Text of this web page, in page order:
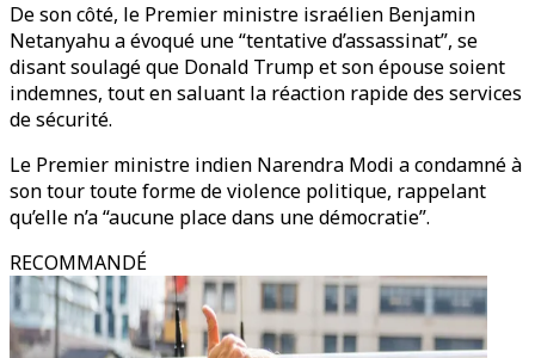
De son côté, le Premier ministre israélien Benjamin
Netanyahu a évoqué une “tentative d’assassinat”, se
disant soulagé que Donald Trump et son épouse soient
indemnes, tout en saluant la réaction rapide des services
de sécurité.
Le Premier ministre indien Narendra Modi a condamné à
son tour toute forme de violence politique, rappelant
qu’elle n’a “aucune place dans une démocratie”.
RECOMMANDÉ